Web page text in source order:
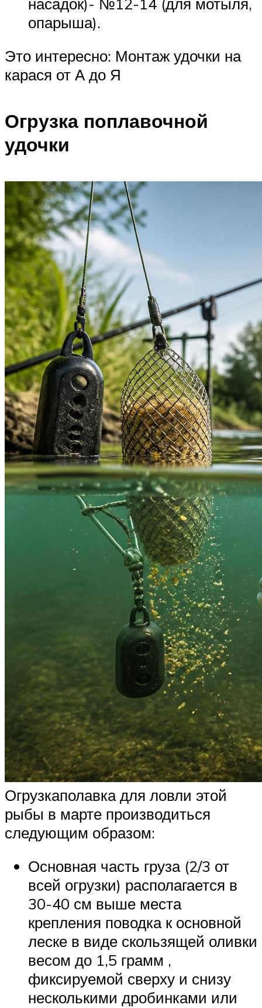
опарыша).
Это интересно: Монтаж удочки на
карася от А до Я
Огрузка поплавочной
удочки
Огрузкаполавка для ловли этой
рыбы в марте производиться
следующим образом:
Основная часть груза (2/3 от
всей огрузки) располагается в
30-40 см выше места
крепления поводка к основной
леске в виде скользящей оливки
весом до 1,5 грамм ,
фиксируемой сверху и снизу
несколькими дробинками или